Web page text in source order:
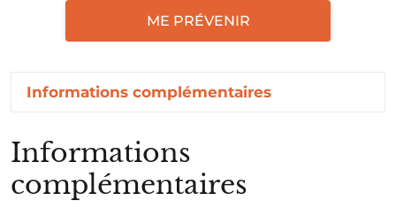
ME PRÉVENIR
Informations complémentaires
Informations
complémentaires